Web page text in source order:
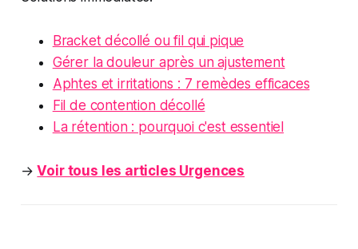
Bracket décollé ou fil qui pique
Gérer la douleur après un ajustement
Aphtes et irritations : 7 remèdes efficaces
Fil de contention décollé
La rétention : pourquoi c'est essentiel
→Voir tous les articles Urgences